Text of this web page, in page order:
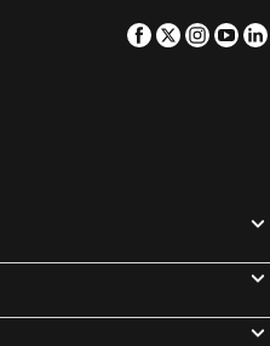
Hôtels Portals Nous
Hôtels Pollensa
Facebook
Twitter